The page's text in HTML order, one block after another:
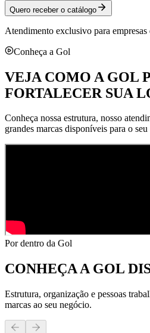
Quero receber o catálogo
Atendimento exclusivo para
Conheça a Gol
VEJA COMO A GOL
FORTALECER SUA
Conheça nossa estrutura, nosso
grandes marcas disponíveis para o
Por dentro da Gol
CONHEÇA AGOL
Estrutura, organização e pessoas
marcas ao seu negócio.